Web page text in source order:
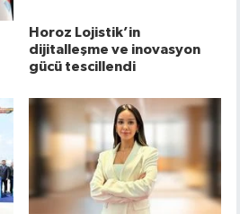
Horoz Lojistik’in
dijitalleşme ve inovasyon
gücü tescillendi